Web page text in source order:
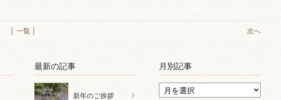
次へ
│ 一覧 │
最新の記事
新年のご挨拶
月別記事